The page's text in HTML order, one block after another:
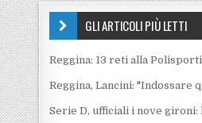
GLI ARTICOLI PIÙ LETTI
Reggina: 13 reti alla
Reggina, Lancini: "Indossare
Serie D, ufficiali i nove gironi: